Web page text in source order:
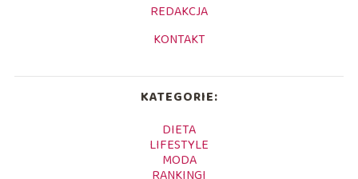
REDAKCJA
KONTAKT
KATEGORIE:
DIETA
LIFESTYLE
MODA